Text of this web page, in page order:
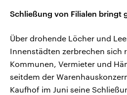
Schließung von Filialen bringt
Über drohende Löcher und
Innenstädten zerbrechen sich
Kommunen, Vermieter und
seitdem der
Kaufhof im Juni seine